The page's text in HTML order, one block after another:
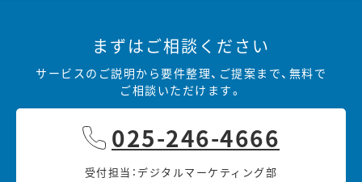
まずはご相談ください
サービスのご説明から要件整理、ご提案まで、無料で
ご相談いただけます。
025-246-4666
受付担当：デジタルマーケティング部